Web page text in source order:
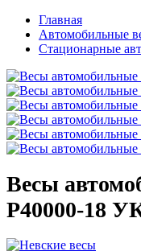
Главная
Автомобильные
Стационарные
Весы
Р40000-18